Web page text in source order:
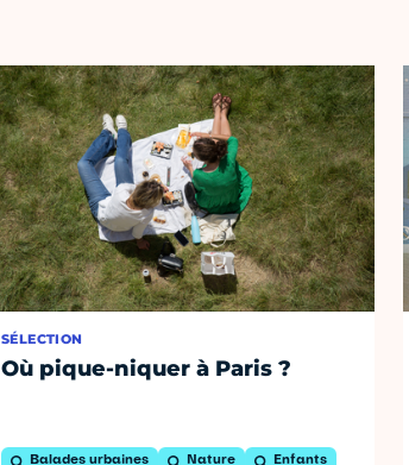
SÉLECTION
Où pique-niquer à Paris ?
Balades urbaines Nature Enfants